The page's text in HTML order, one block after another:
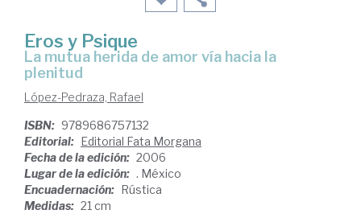
Eros y Psique
la mutua herida de amor vía hacia la
plenitud
López-Pedraza, Rafael
ISBN: 9789686757132
Editorial: Editorial Fata Morgana
Fecha de la edición: 2006
Lugar de la edición: . México
Encuadernación: Rústica
Medidas: 21 cm